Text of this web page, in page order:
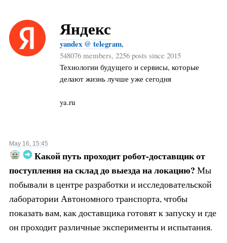
Яндекс
yandex @ telegram,
548076 members, 2256 posts since 2015
Технологии будущего и сервисы, которые
делают жизнь лучше уже сегодня
ya.ru
May 16, 15:45
Какой путь проходит робот-доставщик от
поступления на склад до выезда на локацию? Мы
побывали в центре разработки и исследовательской
лаборатории Автономного транспорта, чтобы
показать вам, как доставщика готовят к запуску и где
он проходит различные эксперименты и испытания.